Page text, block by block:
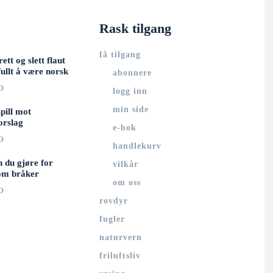
og slett flaut
å være norsk
mot
du gjøre for
bråker
Rask tilgang
få tilgang
abonnere
logg inn
min side
e-bok
handlekurv
vilkår
om oss
rovdyr
fugler
naturvern
friluftsliv